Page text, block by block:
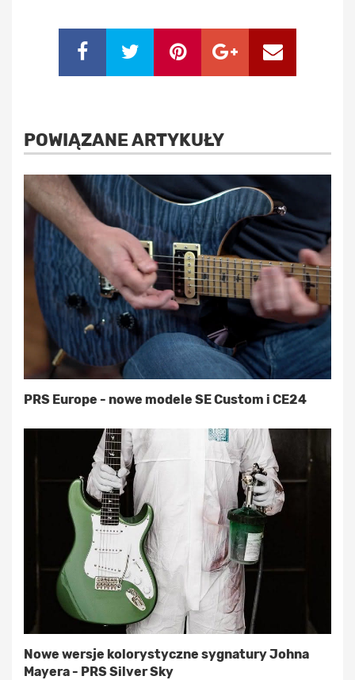
POWIĄZANE ARTYKUŁY
PRS Europe - nowe modele SE Custom i CE24
Nowe wersje kolorystyczne sygnatury Johna
Mayera - PRS Silver Sky